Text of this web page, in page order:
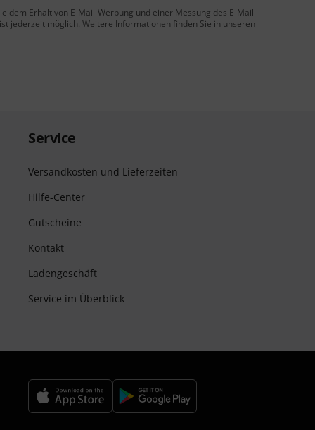
dem Erhalt von E-Mail-Werbung und einer Messung des E-Mail-
jederzeit möglich. Weitere Informationen finden Sie in unseren
Service
Versandkosten und Lieferzeiten
Hilfe-Center
Gutscheine
Kontakt
Ladengeschäft
Service im Überblick